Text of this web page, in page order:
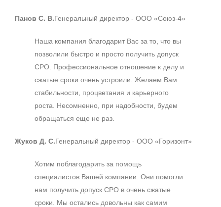
Панов С. В.Генеральный директор - ООО «Союз-4»
Наша компания благодарит Вас за то, что вы
позволили быстро и просто получить допуск
СРО. Профессиональное отношение к делу и
сжатые сроки очень устроили. Желаем Вам
стабильности, процветания и карьерного
роста. Несомненно, при надобности, будем
обращаться еще не раз.
Жуков Д. С.Генеральный директор - ООО «Горизонт»
Хотим поблагодарить за помощь
специалистов Вашей компании. Они помогли
нам получить допуск СРО в очень сжатые
сроки. Мы остались довольны как самим